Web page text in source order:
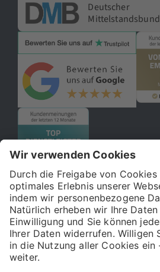
Deutscher
Mittelstandsbund
© 2026 121WATT GmbH
Über uns